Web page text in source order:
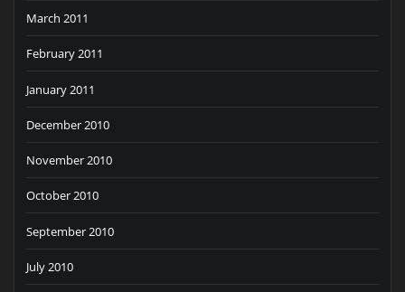
March 2011
February 2011
January 2011
December 2010
November 2010
October 2010
September 2010
July 2010